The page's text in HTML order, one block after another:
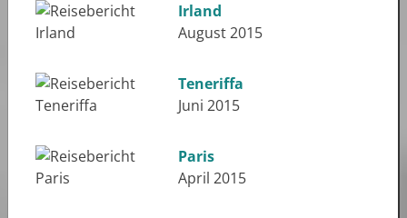
Irland
August 2015
Teneriffa
Juni 2015
Paris
April 2015